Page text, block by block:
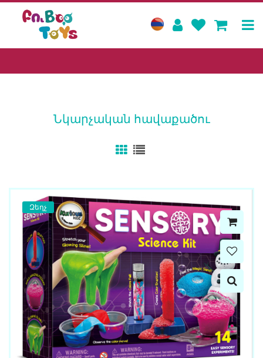
Նկարչական հավաքածու
Զեղչ